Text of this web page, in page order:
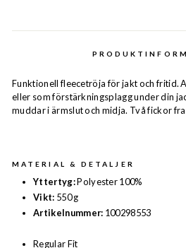
Funktionell fleecetröja för jakt och fritid.
eller som förstärkningsplagg under din
muddar i ärmslut och midja. Två fickor
MATERIAL & DETALJER
Yttertyg:Polyester 100%
Vikt: 550 g
Artikelnummer: 100298553
Regular Fit